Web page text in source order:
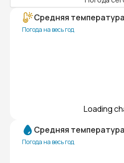
Средняя
Погода на весь год
Loading
Средняя
Погода на весь год